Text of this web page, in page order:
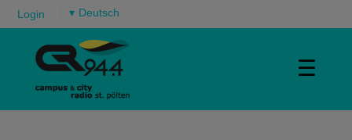
Login ▾
☰